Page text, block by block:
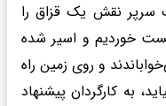
سرپر نقش یک قزاق را
خوردیم و اسیر شده
و روی زمین راه
به کارگردان پیشنهاد